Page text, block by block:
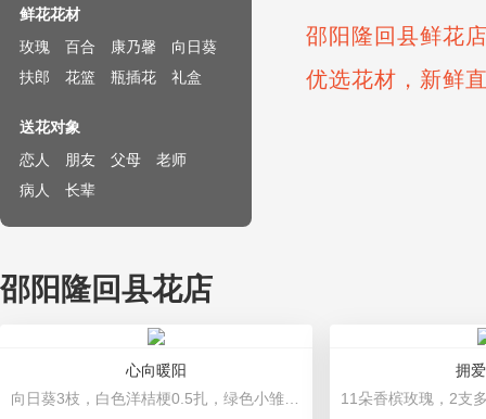
邵阳隆回县鲜花
优选花材，新鲜
鲜花花材
玫瑰
百合 康乃馨
向日葵
扶郎
花篮 瓶插花 礼盒
送花对象
恋人
朋友 父母
老师
病人
长辈
邵阳隆回县花店
心向暖阳
拥